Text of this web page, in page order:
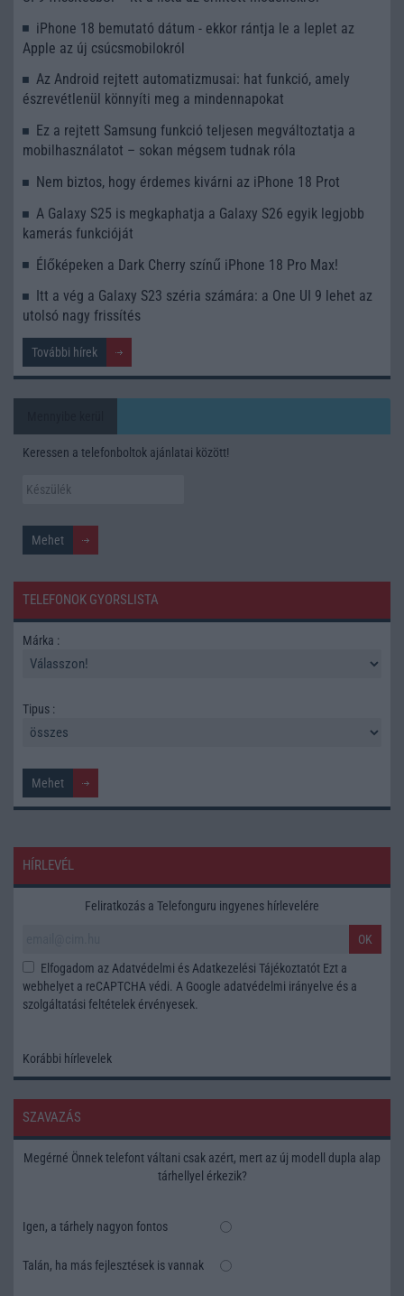
iPhone 18 bemutató dátum - ekkor rántja le a leplet az
Apple az új csúcsmobilokról
Az Android rejtett automatizmusai: hat funkció, amely
észrevétlenül könnyíti meg a mindennapokat
Ez a rejtett Samsung funkció teljesen megváltoztatja a
mobilhasználatot – sokan mégsem tudnak róla
Nem biztos, hogy érdemes kivárni az iPhone 18 Prot
A Galaxy S25 is megkaphatja a Galaxy S26 egyik legjobb
kamerás funkcióját
Élőképeken a Dark Cherry színű iPhone 18 Pro Max!
Itt a vég a Galaxy S23 széria számára: a One UI 9 lehet az
utolsó nagy frissítés
További hírek
Keressen a telefonboltok ajánlatai között!
TELEFONOK GYORSLISTA
Márka :
Tipus :
HÍRLEVÉL
Feliratkozás a Telefonguru ingyenes hírlevelére
OK
Elfogadom az Adatvédelmi és Adatkezelési Tájékoztatót Ezt a
webhelyet a reCAPTCHA védi. A Google adatvédelmi irányelve és a
szolgáltatási feltételek érvényesek.
Korábbi hírlevelek
SZAVAZÁS
Megérné Önnek telefont váltani csak azért, mert az új modell dupla alap
tárhellyel érkezik?
Igen, a tárhely nagyon fontos
Talán, ha más fejlesztések is vannak